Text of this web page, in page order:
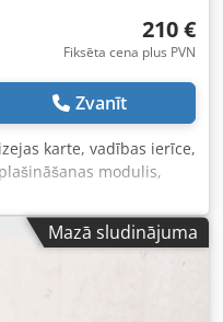
210 €
Fiksēta cena plus PVN
Zvanīt
karte, vadības ierīce,
modulis,
analogais modulis,
ieeja Dkodpfxsh Ap
S5 analogā ieeja
-Tips: 6ES5 464-8MC11
par gabalu -Kartona
kg/gab.
Mazā sludinājuma